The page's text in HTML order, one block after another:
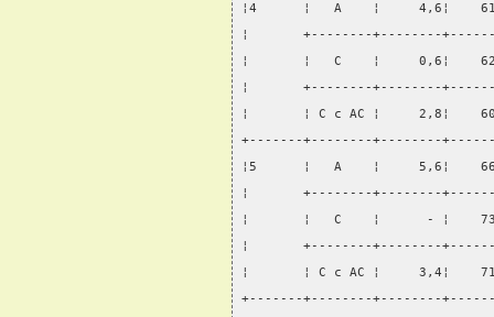
¦4      ¦   А    ¦     4,6¦
¦       +--------+--------
¦       ¦   С    ¦     0,6¦
¦       +--------+--------
¦       ¦ С с АС ¦     2,8¦
+-------+--------+--------
¦5      ¦   А    ¦     5,6¦
¦       +--------+--------
¦       ¦   С    ¦      - ¦
¦       +--------+--------
¦       ¦ С с АС ¦     3,4¦
+-------+--------+--------